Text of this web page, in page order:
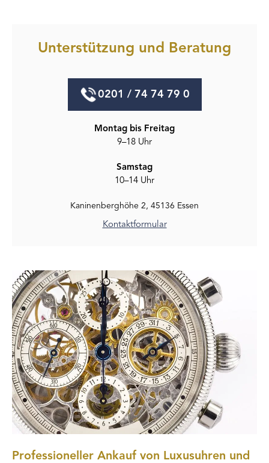
Unterstützung und Beratung
0201 / 74 74 79 0
Montag bis Freitag
9–18 Uhr
Samstag
10–14 Uhr
Kaninenberghöhe 2, 45136 Essen
Kontaktformular
Professioneller Ankauf von Luxusuhren und